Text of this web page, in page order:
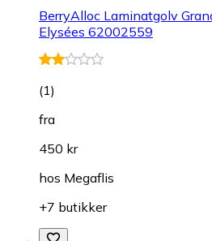
BerryAlloc Laminatgolv
Elysées 62002559
(1)
fra
450 kr
hos Megaflis
+7 butikker